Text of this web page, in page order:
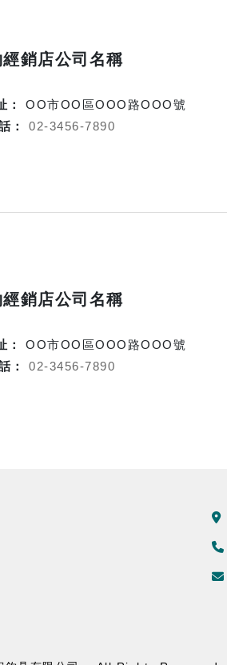
銷店公司名稱
：OO市OO區OOO路OOO號
：02-3456-7890
銷店公司名稱
：OO市OO區OOO路OOO號
：02-3456-7890